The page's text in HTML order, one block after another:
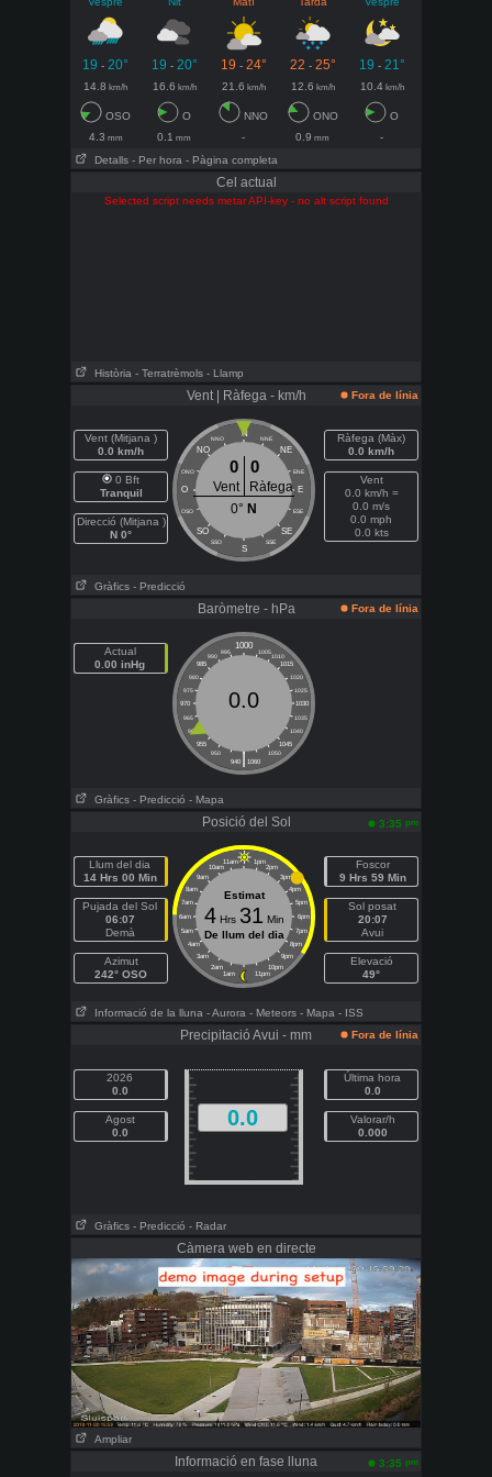
19 - 20° 19 - 20° 19 - 24° 22 - 25° 19 - 21°
14.8 km/h 16.6 km/h 21.6 km/h 12.6 km/h 10.4km/h
OSO O NNO ONO
O
4.3 mm 0.1 mm - 0.9 mm
-
Detalls - Per hora - Pàgina completa
Cel actual
Selected script needs metar API-key - no alt script found
Història - Terratrèmols - Llamp
Vent | Ràfega - km/h Fora de línia
Vent (Mitjana )
0.0 km/h
0 Bft
Tranquil
Direcció (Mitjana )
N 0°
N
NNO NNE
NO NE
ONO ENE
O E
OSO ESE
SO SE
SSO SSE
S
0 0
Vent
Ràfega
0° N
Ràfega (Màx)
0.0 km/h
Vent
0.0 km/h =
0.0 m/s
0.0 mph
0.0 kts
Gràfics - Predicció
Baròmetre - hPa Fora de línia
Actual
0.00 inHg
1000
995 1005
990
1010
985
1015
980
1020
975
1025
970
1030
965
1035
960
1040
955
1045
950
1050
|
940 1060
0.0
Gràfics - Predicció - Mapa
Posició del Sol 3:35 pm
Llum del dia
14 Hrs 00 Min
Pujada del Sol
06:07
Demà
Azimut
242° OSO
11am 1pm
10am 2pm
9am 3pm
8am 4pm
7am 5pm
6am 6pm
5am 7pm
4am 8pm
3am 9pm
2am 10pm
1am 11pm
Estimat
4Hrs 31 Min
De llum del dia
Foscor
9 Hrs 59 Min
Sol posat
20:07
Avui
Elevació
49°
Informació de la lluna - Aurora - Meteors - Mapa - ISS
Precipitació Avui - mm Fora de línia
2026
0.0
Agost
0.0
0.0
Última hora
0.0
Valorar/h
0.000
Gràfics - Predicció - Radar
Càmera web en directe
Ampliar
Informació en fase lluna 3:35 pm